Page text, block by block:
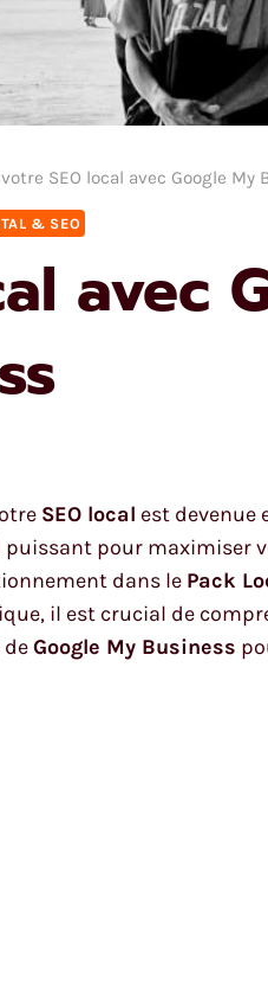
SEO local avec Google My
& SEO
avec
SEO local est devenue
puissant pour maximiser
dans le Pack
il est crucial de
Google My Business